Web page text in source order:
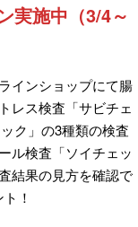
実施中（3/4～
インショップにて腸
レス検査「サビチェ
ク」の3種類の検査
ル検査「ソイチェッ
結果の見方を確認で
！